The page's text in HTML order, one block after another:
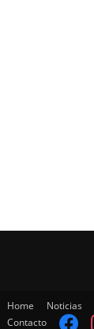
Home Noticias
Contacto